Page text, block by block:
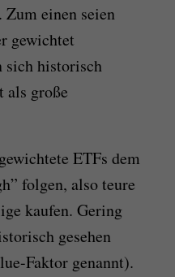
einen seien
gewichtet
sich historisch
als große
ETFs dem
folgen, also teure
kaufen. Gering
gesehen
Faktor genannt).